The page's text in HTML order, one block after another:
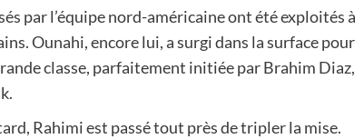
par l’équipe nord-américaine ont été exploités à
Ounahi, encore lui, a surgi dans la surface pour
classe, parfaitement initiée par Brahim Diaz,
Rahimi est passé tout près de tripler la mise.